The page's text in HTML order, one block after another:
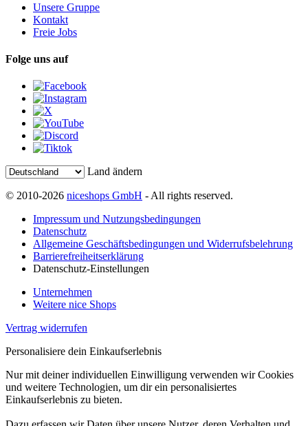
Unsere Gruppe
Kontakt
Freie Jobs
Folge uns auf
Land ändern
© 2010-2026 niceshops GmbH - All rights reserved.
Impressum und Nutzungsbedingungen
Datenschutz
Allgemeine Geschäftsbedingungen und Widerrufsbelehrung
Barrierefreiheitserklärung
Datenschutz-Einstellungen
Unternehmen
Weitere nice Shops
Vertrag widerrufen
Personalisiere dein Einkaufserlebnis
Nur mit deiner individuellen Einwilligung verwenden wir Cookies
und weitere Technologien, um dir ein personalisiertes
Einkaufserlebnis zu bieten.